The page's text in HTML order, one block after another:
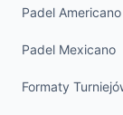
Padel Americano
Padel Mexicano
Formaty